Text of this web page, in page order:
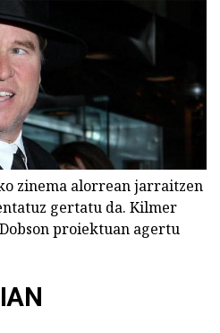
zinema alorrean jarraitzen
gertatu da. Kilmer
proiektuan agertu